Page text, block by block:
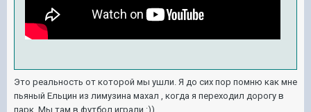
Это реальность от которой мы ушли. Я до сих пор помню как мне
пьяный Ельцин из лимузина махал , когда я переходил дорогу в
парк. Мы там в футбол играли :)).